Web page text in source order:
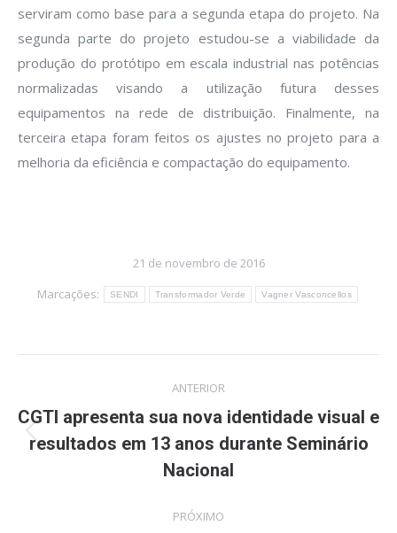
serviram como base para a segunda etapa do projeto. Na
segunda parte do projeto estudou-se a viabilidade da
produção do protótipo em escala industrial nas potências
normalizadas visando a utilização futura desses
equipamentos na rede de distribuição. Finalmente, na
terceira etapa foram feitos os ajustes no projeto para a
melhoria da eficiência e compactação do equipamento.
21 de novembro de 2016
Marcações:
SENDI Transformador Verde Vagner Vasconcellos
de
post:
ANTERIOR
Post
anterior:
CGTI apresenta sua nova identidade visual e
resultados em 13 anos durante Seminário
Nacional
PRÓXIMO